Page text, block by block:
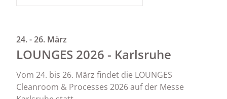
24. - 26. März
LOUNGES 2026 - Karlsruhe
Vom 24. bis 26. März findet die LOUNGES
Cleanroom & Processes 2026 auf der Messe